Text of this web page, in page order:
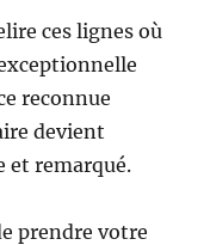
ces lignes où
reconnue
devient
et remarqué.
prendre votre